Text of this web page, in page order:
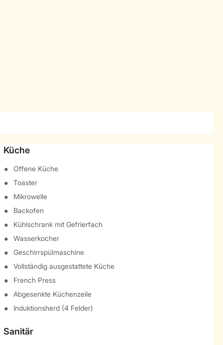
Küche
Offene Küche
Toaster
Mikrowelle
Backofen
Kühlschrank mit Gefrierfach
Wasserkocher
Geschirrspülmaschine
Vollständig ausgestattete Küche
French Press
Abgesenkte Küchenzeile
Induktionsherd (4 Felder)
Sanitär